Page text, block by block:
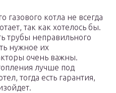
котла не всегда
так как хотелось бы.
трубы неправильного
нужное их
очень важны.
лучше под
тогда есть гарантия,